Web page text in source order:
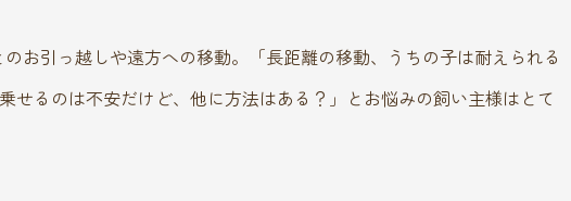
お引っ越しや遠方への移動。「長距離の移動、うちの子は耐えられる
せるのは不安だけど、他に方法はある？」とお悩みの飼い主様はとて